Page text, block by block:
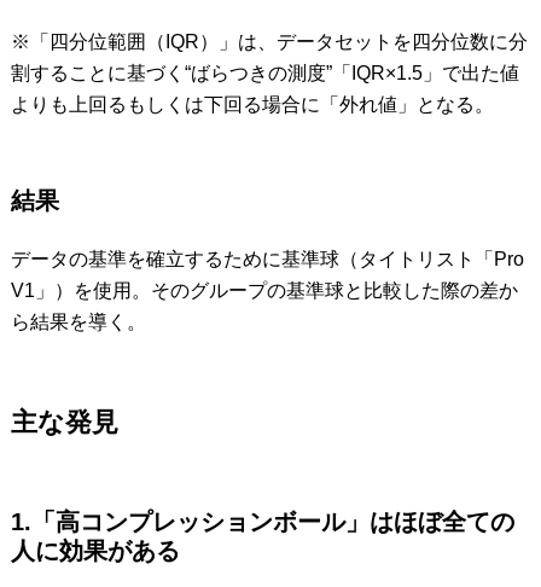
※「四分位範囲（IQR）」は、データセットを四分位数に分
割することに基づく“ばらつきの測度”「IQR×1.5」で出た値
よりも上回るもしくは下回る場合に「外れ値」となる。
結果
データの基準を確立するために基準球（タイトリスト「Pro
V1」）を使用。そのグループの基準球と比較した際の差か
ら結果を導く。
主な発見
1.「高コンプレッションボール」はほぼ全ての
人に効果がある